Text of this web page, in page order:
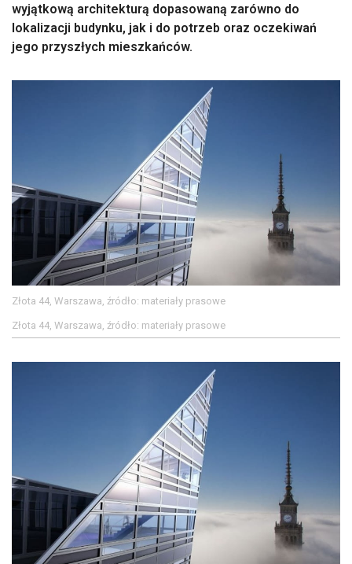
wyjątkową architekturą dopasowaną zarówno do
lokalizacji budynku, jak i do potrzeb oraz oczekiwań
jego przyszłych mieszkańców.
Złota 44, Warszawa, źródło: materiały prasowe
Złota 44, Warszawa, źródło: materiały prasowe